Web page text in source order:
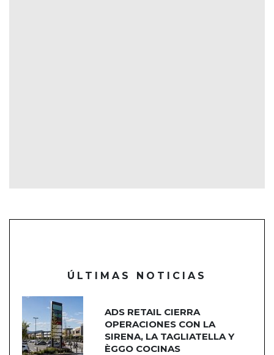
ÚLTIMAS NOTICIAS
ADS RETAIL CIERRA
OPERACIONES CON LA
SIRENA, LA TAGLIATELLA Y
ÈGGO COCINAS